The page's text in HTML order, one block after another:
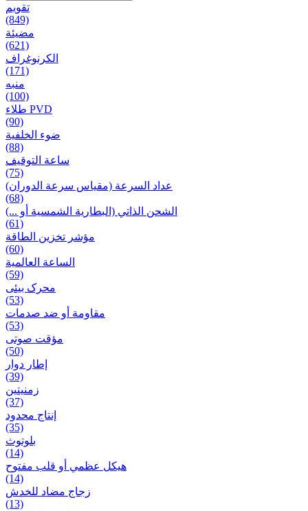
تقويم
(849)
مضيئة
(621)
الكرنوغراف
(171)
منبه
(100)
طلاء PVD
(90)
ضوء الخلفية
(88)
ساعة التوقيف
(75)
عداد السرعة (مقياس سرعة الدوران)
(68)
الشحن الذاتي (البطارية الشمسية أو ...)
(61)
مؤشر تخزين الطاقة
(60)
الساعة العالمية
(59)
محرک بیئی
(53)
مقاومة أو ضد صدمات
(53)
مؤقت صوتی
(50)
إطار دوار
(39)
زمنیتین
(37)
إنتاج محدود
(35)
بلوتوث
(14)
هيكل عظمي أو قلب مفتوح
(14)
زجاج مضاد للخدش
(13)